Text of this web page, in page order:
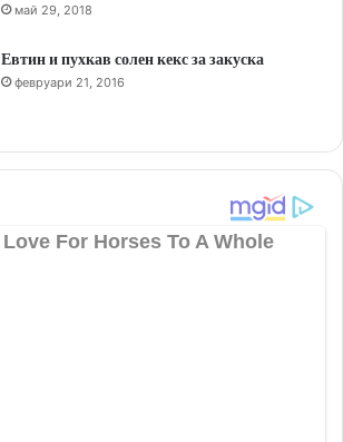
май 29, 2018
Евтин и пухкав солен кекс за закуска
февруари 21, 2016